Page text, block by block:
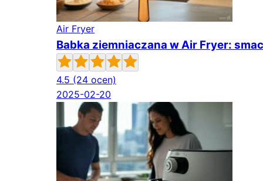
Air Fryer
Babka ziemniaczana w Air Fryer:
4.5 (24 ocen)
2025-02-20